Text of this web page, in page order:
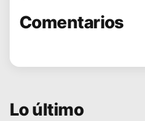
Comentarios
Lo último